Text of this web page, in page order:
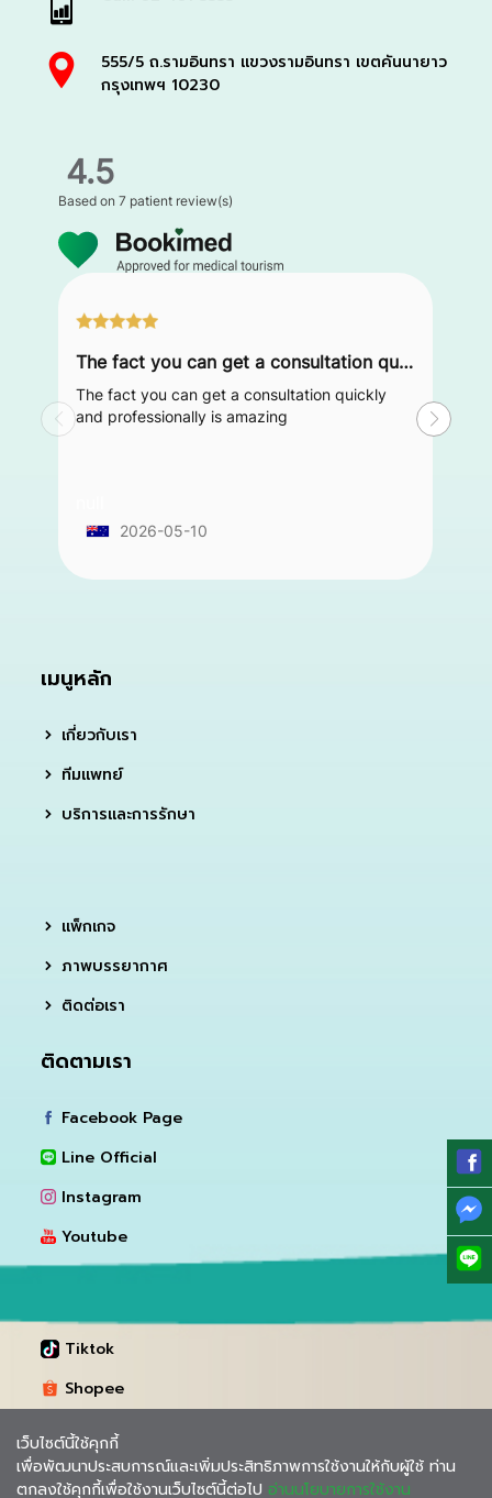
555/5 ถ.รามอินทรา แขวงรามอินทรา เขตคันนายาว
กรุงเทพฯ 10230
4.5
Based on7 patient review(s)
The fact you can get a consultation quickly and professionally is amazing
The fact you can get a consultation quickly
and professionally is amazing
2026-05-10
เมนูหลัก
เกี่ยวกับเรา
ทีมแพทย์
บริการและการรักษา
แพ็กเกจ
ภาพบรรยากาศ
ติดต่อเรา
ติดตามเรา
Facebook Page
Line Official
Instagram
Youtube
Tiktok
Shopee
Lazada
เว็บไซต์นี้ใช้คุกกี้
เพื่อพัฒนาประสบการณ์และเพิ่มประสิทธิภาพการใช้งานให้กับผู้ใช้ ท่าน
ตกลงใช้คุกกี้เพื่อใช้งานเว็บไซต์นี้ต่อไป อ่านนโยบายการใช้งาน